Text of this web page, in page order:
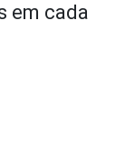
em cada